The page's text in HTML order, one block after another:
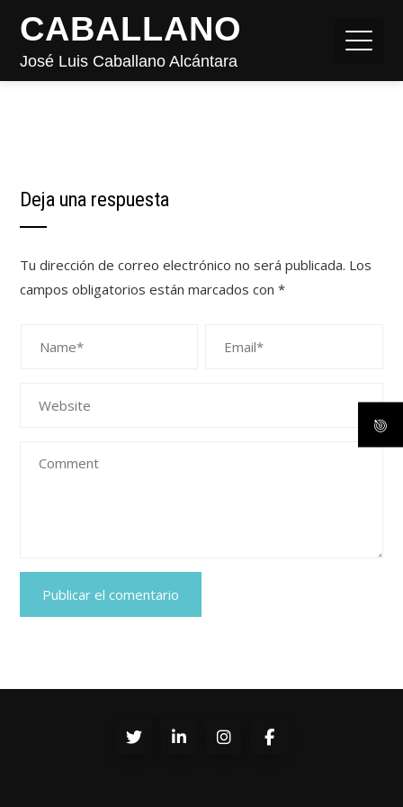
CABALLANO
José Luis Caballano Alcántara
Deja una respuesta
Tu dirección de correo electrónico no será publicada. Los
campos obligatorios están marcados con*